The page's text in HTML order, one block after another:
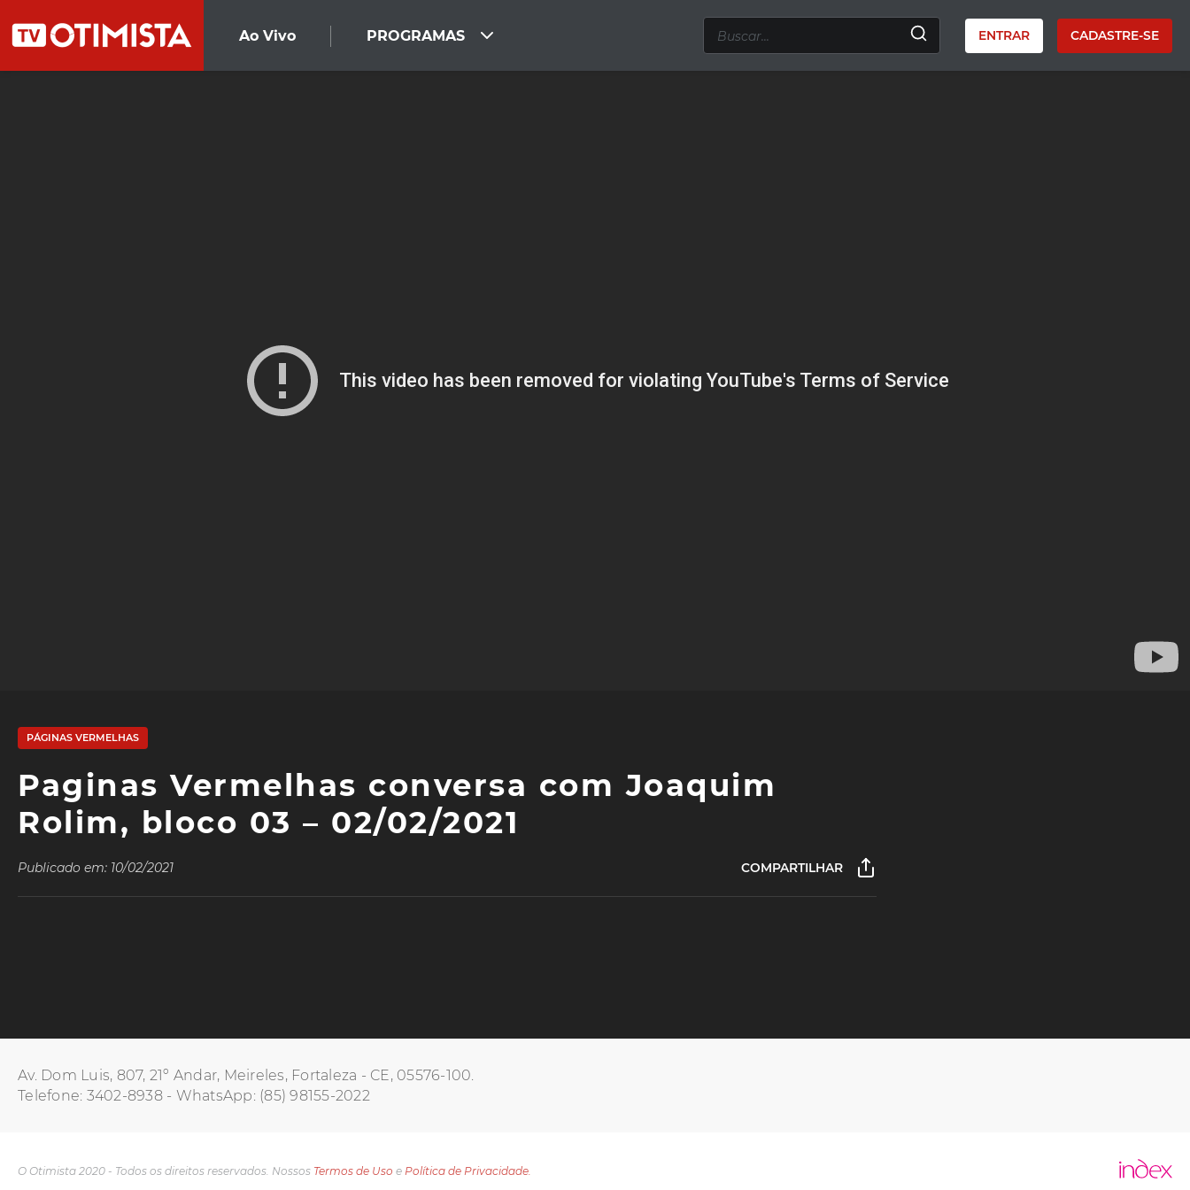
Ao Vivo PROGRAMAS ENTRAR CADASTRE-SE
PÁGINAS VERMELHAS
Paginas Vermelhas conversa com Joaquim
Rolim, bloco 03 – 02/02/2021
Publicado em: 10/02/2021 COMPARTILHAR
Av. Dom Luis, 807, 21º Andar, Meireles, Fortaleza - CE, 05576-100.
Telefone: 3402-8938 - WhatsApp: (85) 98155-2022
O Otimista 2020 - Todos os direitos reservados. Nossos Termos de Uso e Política de Privacidade.